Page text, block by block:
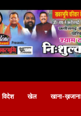
विदेश खेल खाना-ख़जाना